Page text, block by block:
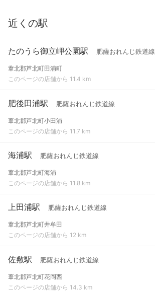
近くの駅
たのうら御立岬公園駅 肥薩おれんじ鉄道線
葦北郡芦北町田浦町
このページの店舗から 11.4 km
肥後田浦駅 肥薩おれんじ鉄道線
葦北郡芦北町小田浦
このページの店舗から 11.7 km
海浦駅 肥薩おれんじ鉄道線
葦北郡芦北町海浦
このページの店舗から 11.8 km
上田浦駅 肥薩おれんじ鉄道線
葦北郡芦北町井牟田
このページの店舗から 12 km
佐敷駅 肥薩おれんじ鉄道線
葦北郡芦北町花岡西
このページの店舗から 14.3 km